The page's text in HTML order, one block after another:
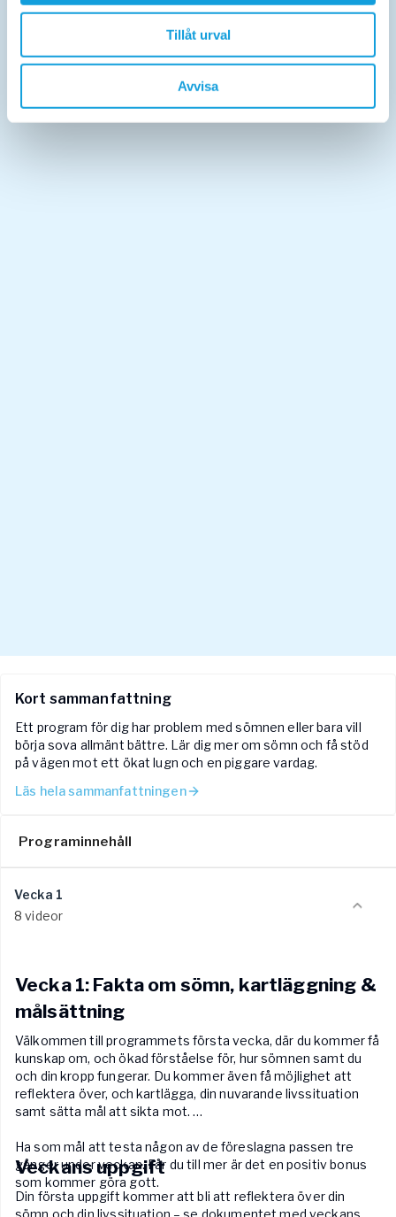
Tillåt urval
Avvisa
Kort sammanfattning
Ett program för dig har problem med sömnen eller bara vill
börja sova allmänt bättre. Lär dig mer om sömn och få stöd
på vägen mot ett ökat lugn och en piggare vardag.
Läs hela sammanfattningen
Programinnehåll
Vecka 1
8 videor
Vecka 1: Fakta om sömn, kartläggning &
målsättning
Välkommen till programmets första vecka, där du kommer få
kunskap om, och ökad förståelse för, hur sömnen samt du
och din kropp fungerar. Du kommer även få möjlighet att
reflektera över, och kartlägga, din nuvarande livssituation
samt sätta mål att sikta mot.
Ha som mål att testa någon av de föreslagna passen tre
gånger under veckan. Får du till mer är det en positiv bonus
som kommer göra gott.
Veckans uppgift
Din första uppgift kommer att bli att reflektera över din
sömn och din livssituation – se dokumentet med veckans